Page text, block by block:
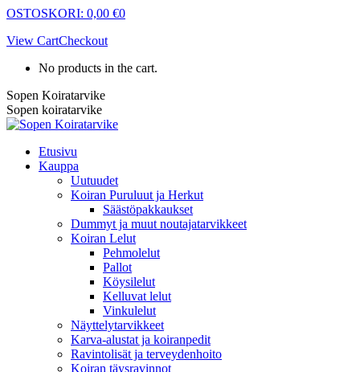
Skip
content
OSTOSKORI: 0,00 €0
View CartCheckout
No products in the cart.
Sopen Koiratarvike
Sopen koiratarvike
Etusivu
Kauppa
Uutuudet
Koiran Puruluut ja Herkut
Säästöpakkaukset
Dummyt ja muut noutajatarvikkeet
Koiran Lelut
Pehmolelut
Pallot
Köysilelut
Kelluvat lelut
Vinkulelut
Näyttelytarvikkeet
Karva-alustat ja koiranpedit
Ravintolisät ja terveydenhoito
Koiran täysravinnot